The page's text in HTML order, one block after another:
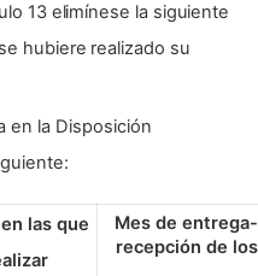
13 elimínese la siguiente
hubiere realizado su
en la Disposición
las que
Mes de entrega-
recepción de los